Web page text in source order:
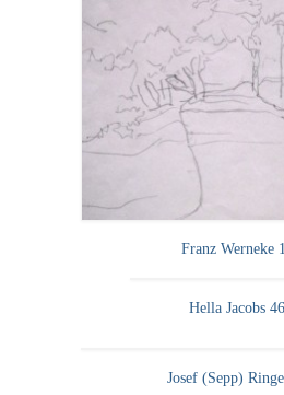
Karl Otto Hy
Emma Joos
Paul Segieth
Richard Sprick
Weitere Künstler 1900-
Kunst nach 1945
August Lange-Brock
Franz Werneke
Hella Jacobs
Josef (Sepp)